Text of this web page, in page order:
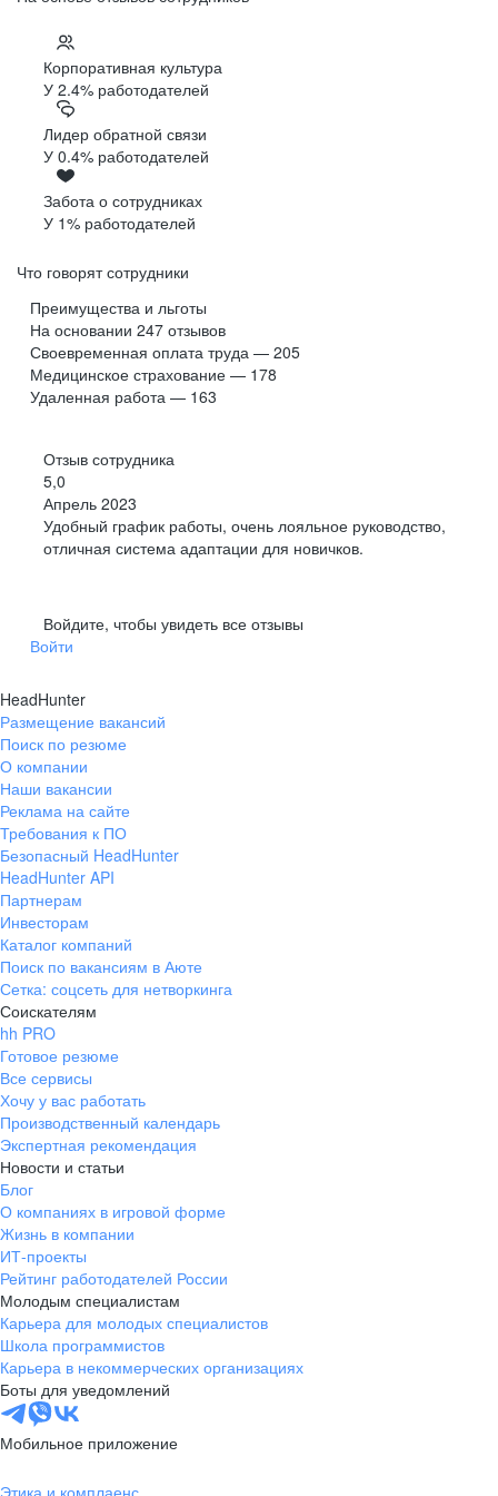
Корпоративная культура
У 2.4% работодателей
Лидер обратной связи
У 0.4% работодателей
Забота о сотрудниках
У 1% работодателей
Что говорят сотрудники
Преимущества и льготы
На основании 247 отзывов
Своевременная оплата труда — 205
Медицинское страхование — 178
Удаленная работа — 163
Отзыв сотрудника
5,0
Апрель 2023
Удобный график работы, очень лояльное руководство,
отличная система адаптации для новичков.
Войдите, чтобы увидеть все отзывы
Войти
HeadHunter
Размещение вакансий
Поиск по резюме
О компании
Наши вакансии
Реклама на сайте
Требования к ПО
Безопасный HeadHunter
HeadHunter API
Партнерам
Инвесторам
Каталог компаний
Поиск по вакансиям в Аюте
Сетка: соцсеть для нетворкинга
Соискателям
hh PRO
Готовое резюме
Все сервисы
Хочу у вас работать
Производственный календарь
Экспертная рекомендация
Новости и статьи
Блог
О компаниях в игровой форме
Жизнь в компании
ИТ-проекты
Рейтинг работодателей России
Молодым специалистам
Карьера для молодых специалистов
Школа программистов
Карьера в некоммерческих организациях
Боты для уведомлений
Мобильное приложение